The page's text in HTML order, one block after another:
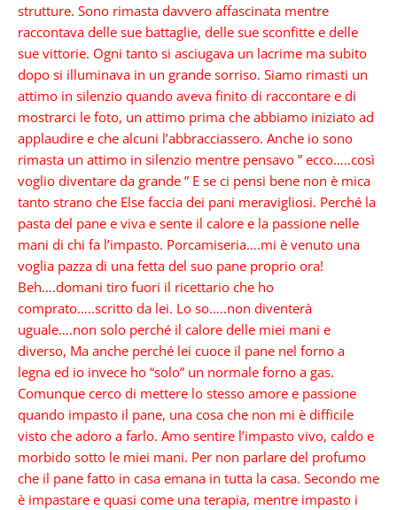
strutture. Sono rimasta davvero affascinata mentre
raccontava delle sue battaglie, delle sue sconfitte e delle
sue vittorie. Ogni tanto si asciugava un lacrime ma subito
dopo si illuminava in un grande sorriso. Siamo rimasti un
attimo in silenzio quando aveva finito di raccontare e di
mostrarci le foto, un attimo prima che abbiamo iniziato ad
applaudire e che alcuni l’abbracciassero. Anche io sono
rimasta un attimo in silenzio mentre pensavo ” ecco…..così
voglio diventare da grande ” E se ci pensi bene non è mica
tanto strano che Else faccia dei pani meravigliosi. Perché la
pasta del pane e viva e sente il calore e la passione nelle
mani di chi fa l’impasto. Porcamiseria….mi è venuto una
voglia pazza di una fetta del suo pane proprio ora!
Beh….domani tiro fuori il ricettario che ho
comprato…..scritto da lei. Lo so…..non diventerà
uguale….non solo perché il calore delle miei mani e
diverso, Ma anche perché lei cuoce il pane nel forno a
legna ed io invece ho “solo” un normale forno a gas.
Comunque cerco di mettere lo stesso amore e passione
quando impasto il pane, una cosa che non mi è difficile
visto che adoro a farlo. Amo sentire l’impasto vivo, caldo e
morbido sotto le miei mani. Per non parlare del profumo
che il pane fatto in casa emana in tutta la casa. Secondo me
è impastare e quasi come una terapia, mentre impasto i